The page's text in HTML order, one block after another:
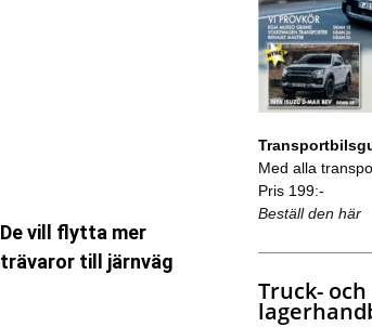
De vill flytta mer
trävaror till järnväg
Med alla
Pris 199:-
Beställ den här
Truck- och